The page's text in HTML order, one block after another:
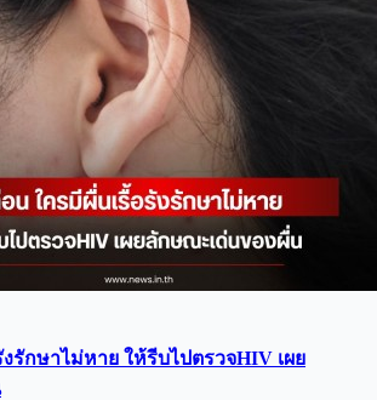
รักษาไม่หาย ให้รีบไปตรวจHIV เผย